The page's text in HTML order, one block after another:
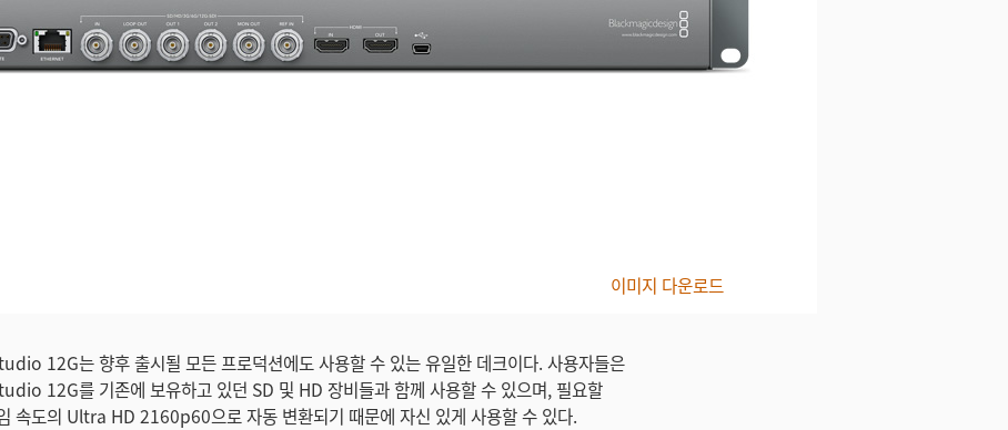
이미지 다운로드
12G는 향후 출시될 모든 프로덕션에도 사용할 수 있는 유일한 데크이다. 사용자들은
12G를 기존에 보유하고 있던 SD 및 HD 장비들과 함께 사용할 수 있으며, 필요할
속도의 Ultra HD 2160p60으로 자동 변환되기 때문에 자신 있게 사용할 수 있다.